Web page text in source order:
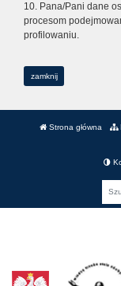
10. Pana/Pani dane
procesom
profilowaniu.
zamknij
Strona główna